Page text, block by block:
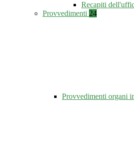
Recapiti
Provvedimenti 24
Provvedimenti organi